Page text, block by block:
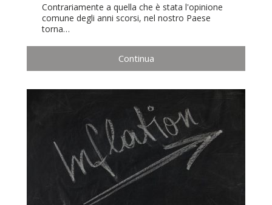
Contrariamente a quella che è stata l'opinione
comune degli anni scorsi, nel nostro Paese
torna…
Continua